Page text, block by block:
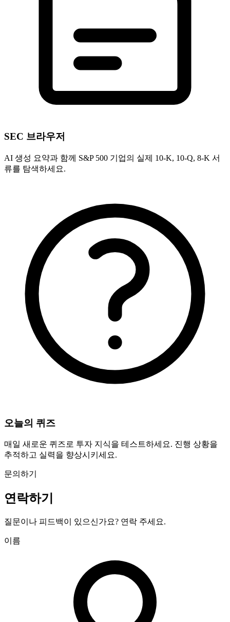
SEC 브라우저
AI 생성 요약과 함께 S&P 500 기업의 실제 10-K, 10-Q, 8-K 서
류를 탐색하세요.
오늘의 퀴즈
매일 새로운 퀴즈로 투자 지식을 테스트하세요. 진행 상황을
추적하고 실력을 향상시키세요.
문의하기
연락하기
질문이나 피드백이 있으신가요? 연락 주세요.
이름